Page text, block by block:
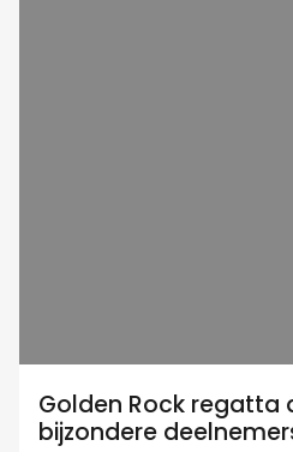
Golden Rock regatta
bijzondere